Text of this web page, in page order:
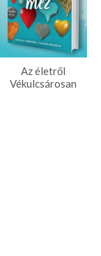
Az életről
Vékulcsárosan